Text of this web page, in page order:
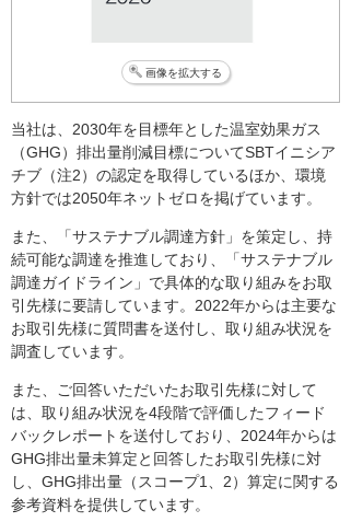
画像を拡大する
当社は、2030年を目標年とした温室効果ガス
（GHG）排出量削減目標についてSBTイニシア
チブ（注2）の認定を取得しているほか、環境
方針では2050年ネットゼロを掲げています。
また、「サステナブル調達方針」を策定し、持
続可能な調達を推進しており、「サステナブル
調達ガイドライン」で具体的な取り組みをお取
引先様に要請しています。2022年からは主要な
お取引先様に質問書を送付し、取り組み状況を
調査しています。
また、ご回答いただいたお取引先様に対して
は、取り組み状況を4段階で評価したフィード
バックレポートを送付しており、2024年からは
GHG排出量未算定と回答したお取引先様に対
し、GHG排出量（スコープ1、2）算定に関する
参考資料を提供しています。